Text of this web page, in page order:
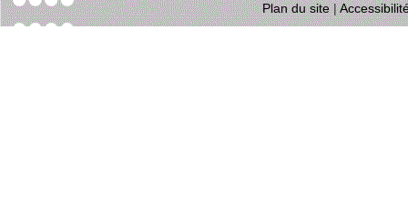
Plan du site|